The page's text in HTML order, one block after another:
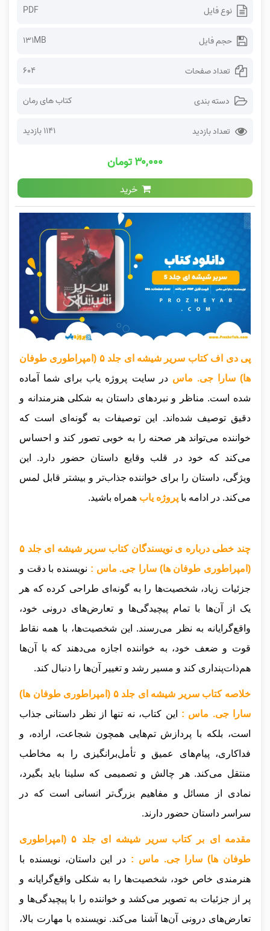
نوع فایل PDF
حجم فایل 131MB
تعداد صفحات 604
دسته بندی کتاب های رمان
تعداد بازدید 1141 بازدید
۳۰,۰۰۰ تومان
خرید
پی دی اف کتاب سریر شیشه ای جلد ۵ (امپراطوری طوفان
ها) سارا جی. ماسدر سایت پروژه یاب برای شما آماده
شده است. مناظر و نبردهای داستان به شکلی هنرمندانه و
دقیق توصیف شده‌اند. این توصیفات به گونه‌ای است که
خواننده می‌تواند هر صحنه را به خوبی تصور کند و احساس
می‌کند که خود در قلب وقایع داستان حضور دارد. این
ویژگی، داستان را برای خواننده جذاب‌تر و بیشتر قابل لمس
می‌کند. در ادامه با پروژه یاب همراه باشید.
چند خطی درباره ی نویسندگان کتاب سریر شیشه ای جلد ۵
(امپراطوری طوفان ها) سارا جی. ماس : نویسنده با دقت و
جزئیات زیاد، شخصیت‌ها را به گونه‌ای طراحی کرده که هر
یک از آن‌ها با تمام پیچیدگی‌ها و تعارض‌های درونی خود،
واقع‌گرایانه به نظر می‌رسند. این شخصیت‌ها، با همه نقاط
قوت و ضعف خود، به خواننده اجازه می‌دهند که با آن‌ها
هم‌ذات‌پنداری کند و مسیر رشد و تغییر آن‌ها را دنبال کند.
خلاصه کتاب سریر شیشه ای جلد ۵ (امپراطوری طوفان ها)
سارا جی. ماس : این کتاب، نه تنها از نظر داستانی جذاب
است، بلکه با پردازش تم‌هایی همچون شجاعت، اراده، و
فداکاری، پیام‌های عمیق و تأمل‌برانگیزی را به مخاطب
منتقل می‌کند. هر چالش و تصمیمی که سلینا باید بگیرد،
نمادی از مسائل و مفاهیم بزرگ‌تر انسانی است که در
سراسر داستان حضور دارند.
مقدمه ای بر کتاب سریر شیشه ای جلد ۵ (امپراطوری
طوفان ها) سارا جی. ماس : در این داستان، نویسنده با
هنرمندی خاص خود، شخصیت‌ها را به شکلی واقع‌گرایانه و
پر از جزئیات به تصویر می‌کشد و خواننده را با پیچیدگی‌ها و
تعارض‌های درونی آن‌ها آشنا می‌کند. نویسنده با مهارت بالا،